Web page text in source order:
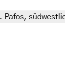
Pafos,